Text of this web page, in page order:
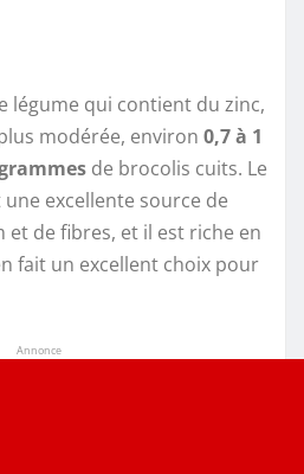
légume qui contient du zinc,
modérée, environ 0,7 à 1
de brocolis cuits. Le
excellente source de
et de fibres, et il est riche en
fait un excellent choix pour
Annonce